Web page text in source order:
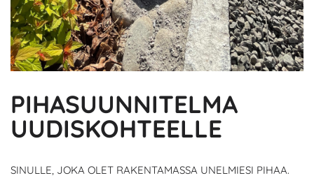
PIHASUUNNITELMA
UUDISKOHTEELLE
SINULLE, JOKA OLET RAKENTAMASSA UNELMIESI PIHAA.